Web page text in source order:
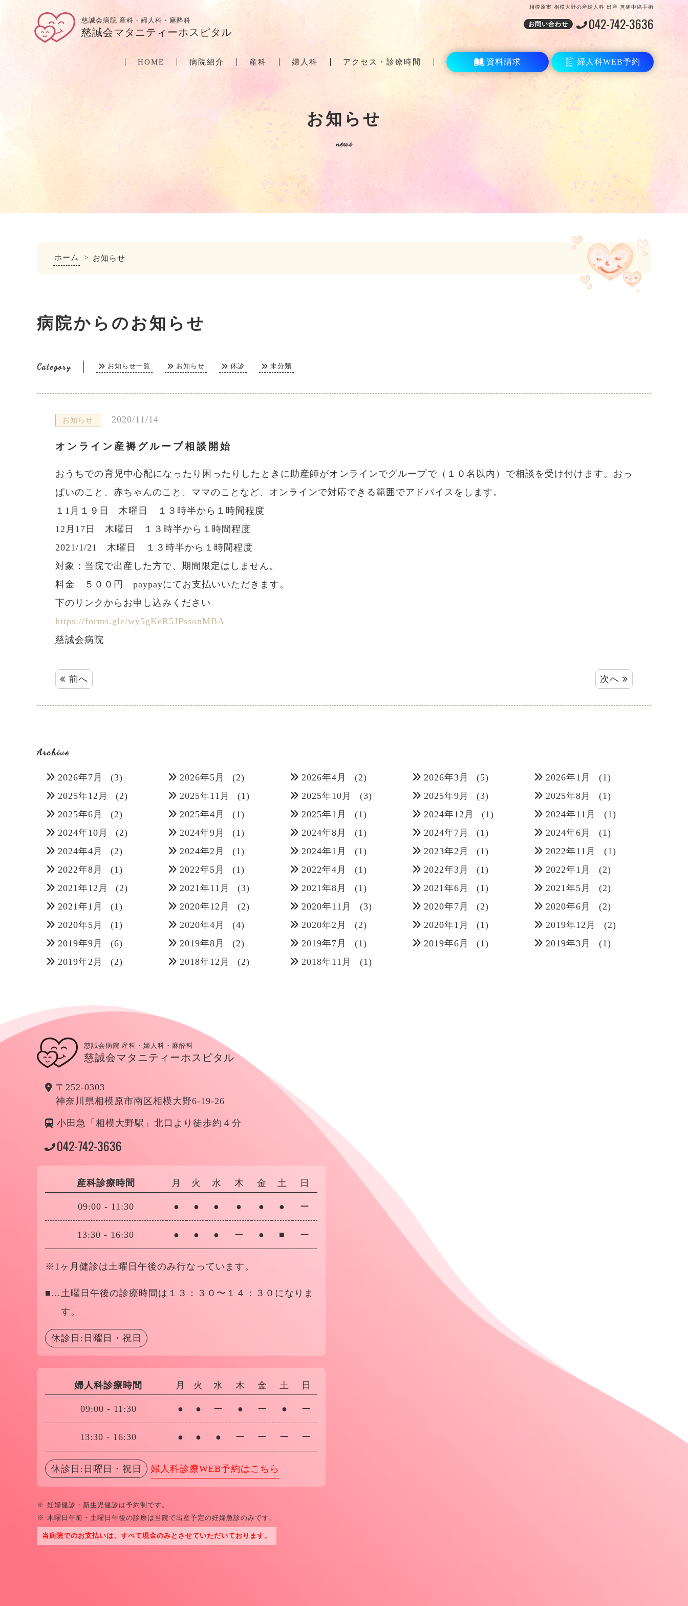
相模原市 相模大野の産婦人科 出産 無痛中絶手術
慈誠会病院 産科・婦人科・麻酔科
慈誠会マタニティーホスピタル
お問い合わせ 042-742-3636
HOME 病院紹介 産科 婦人科 アクセス・診療時間 資料請求 婦人科WEB予約
お知らせ
news
ホーム > お知らせ
病院からのお知らせ
Category お知らせ一覧 お知らせ 休診 未分類
お知らせ 2020/11/14
オンライン産褥グループ相談開始
おうちでの育児中心配になったり困ったりしたときに助産師がオンラインでグループで（１０名以内）で相談を受け付けます。おっ
ぱいのこと、赤ちゃんのこと、ママのことなど、オンラインで対応できる範囲でアドバイスをします。
１1月１９日 木曜日 １３時半から１時間程度
12月17日 木曜日 １３時半から１時間程度
2021/1/21 木曜日 １３時半から１時間程度
対象：当院で出産した方で、期間限定はしません。
料金 ５００円 paypayにてお支払いいただきます。
下のリンクからお申し込みください
https://forms.gle/wy5gKeR5JPssonMBA
慈誠会病院
前へ 次へ
Archive
2026年7月 (3) 2026年5月 (2) 2026年4月 (2) 2026年3月 (5) 2026年1月
(1)
2025年12月
(2) 2025年11月 (1) 2025年10月 (3) 2025年9月 (3) 2025年8月
(1)
2025年6月
(2) 2025年4月 (1) 2025年1月 (1) 2024年12月 (1) 2024年11月
(1)
2024年10月
(2) 2024年9月 (1) 2024年8月 (1) 2024年7月 (1) 2024年6月
(1)
2024年4月
(2) 2024年2月 (1) 2024年1月 (1) 2023年2月 (1) 2022年11月
(1)
2022年8月
(1) 2022年5月 (1) 2022年4月 (1) 2022年3月 (1) 2022年1月
(2)
2021年12月
(2) 2021年11月 (3) 2021年8月 (1) 2021年6月 (1) 2021年5月
(2)
2021年1月
(1) 2020年12月 (2) 2020年11月 (3) 2020年7月 (2) 2020年6月
(2)
2020年5月
(1) 2020年4月 (4) 2020年2月 (2) 2020年1月 (1) 2019年12月
(2)
2019年9月
(6) 2019年8月 (2) 2019年7月 (1) 2019年6月 (1) 2019年3月
(1)
2019年2月
(2) 2018年12月 (2) 2018年11月 (1)
慈誠会病院 産科・婦人科・麻酔科
慈誠会マタニティーホスピタル
〒252-0303
神奈川県相模原市南区相模大野6-19-26
小田急「相模大野駅」北口より徒歩約４分
042-742-3636
産科診療時間 月 火 水 木 金 土 日
09:00 - 11:30 ● ● ● ● ● ● ー
13:30 - 16:30 ● ● ● ー ● ■ ー
※1ヶ月健診は土曜日午後のみ行なっています。
■…土曜日午後の診療時間は１３：３０〜１４：３０になりま
す。
休診日:日曜日・祝日
婦人科診療時間 月 火 水 木 金 土 日
09:00 - 11:30 ● ● ー ● ー ● ー
13:30 - 16:30 ● ● ● ー ー ー ー
休診日:日曜日・祝日 婦人科診療WEB予約はこちら
※
妊婦健診・新生児健診は予約制です。
※
木曜日午前・土曜日午後の診療は当院で出産予定の妊婦急診のみです。
当病院でのお支払いは、すべて現金のみとさせていただいております。